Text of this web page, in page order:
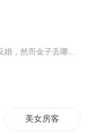
美女房客